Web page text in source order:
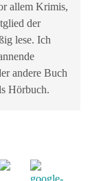
allem Krimis,
der
lese. Ich
andere Buch
Hörbuch.